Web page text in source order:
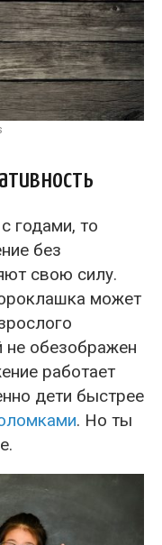
годами, то
без
свою силу.
может
обезображен
работает
дети быстрее
. Но ты